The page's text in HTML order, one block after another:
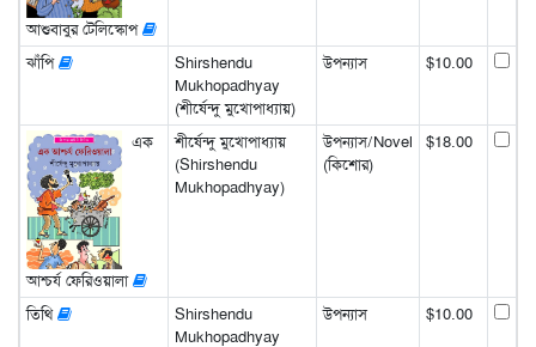
আশুবাবুর টেলিস্কোপ
ঝাঁপি
Shirshendu
Mukhopadhyay
(শীর্ষেন্দু মুখোপাধ্যায়)
উপন্যাস $10.00
এক
আশ্চর্য ফেরিওয়ালা
শীর্ষেন্দু মুখোপাধ্যায়
(Shirshendu
Mukhopadhyay)
উপন্যাস/Novel
(কিশোর)
$18.00
তিথি
Shirshendu
Mukhopadhyay
উপন্যাস $10.00